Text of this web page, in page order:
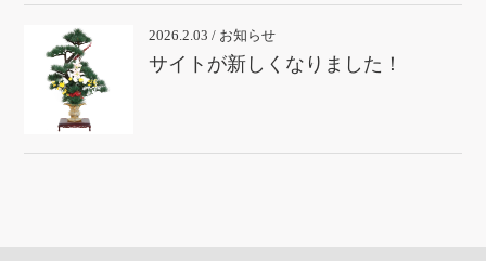
2026.2.03 / お知らせ
サイトが新しくなりました！